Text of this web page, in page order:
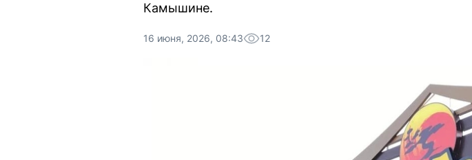
Камышине.
16 июня, 2026, 08:43 12